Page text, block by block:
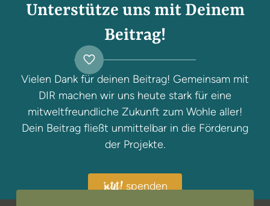
Unterstütze uns mit Deinem
Beitrag!
Vielen Dank für deinen Beitrag! Gemeinsam mit
DIR machen wir uns heute stark für eine
mitweltfreundliche Zukunft zum Wohle aller!
Dein Beitrag fließt unmittelbar in die Förderung
der Projekte.
jetzt! spenden